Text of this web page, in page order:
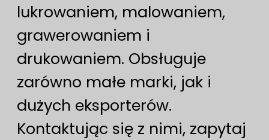
lukrowaniem, malowaniem,
grawerowaniem i
drukowaniem. Obsługuje
zarówno małe marki, jak i
dużych eksporterów.
Kontaktując się z nimi, zapytaj